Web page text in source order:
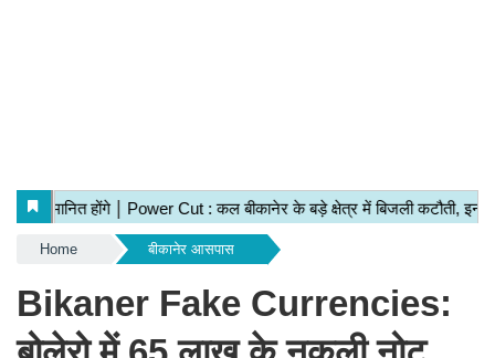
Home बीकानेर आसपास
Bikaner Fake Currencies: